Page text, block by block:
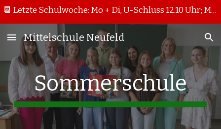
📆 Letzte Schulwoche: Mo + Di, U-Schluss 12.10 Uhr; Mi + Do, U-Schluss 11.15 Uhr
Mittelschule Neufeld
Sommerschule